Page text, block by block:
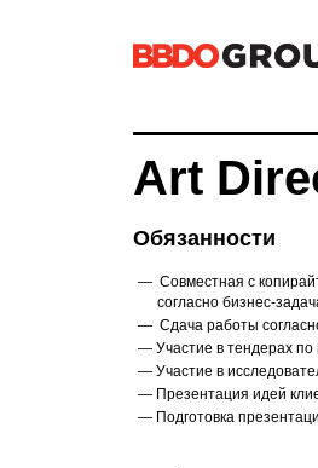
Art
Обязанности
Совместная с
согласно бизнес-
Сдача работы
Участие в тендерах по
Участие в
Презентация идей
Подготовка